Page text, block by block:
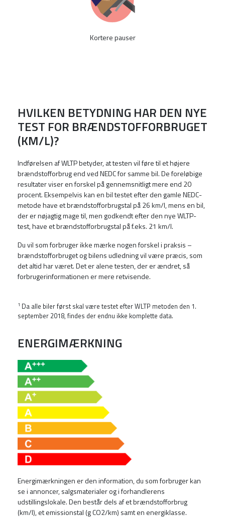
Kortere pauser
HVILKEN BETYDNING HAR DEN NYE
TEST FOR BRÆNDSTOFFORBRUGET
(KM/L)?
Indførelsen af WLTP betyder, at testen vil føre til et højere
brændstofforbrug end ved NEDC for samme bil. De foreløbige
resultater viser en forskel på gennemsnitligt mere end 20
procent. Eksempelvis kan en bil testet efter den gamle NEDC-
metode have et brændstofforbrugstal på 26 km/l, mens en bil,
der er nøjagtig mage til, men godkendt efter den nye WLTP-
test, have et brændstofforbrugstal på f.eks. 21 km/l.
Du vil som forbruger ikke mærke nogen forskel i praksis –
brændstofforbruget og bilens udledning vil være præcis, som
det altid har været. Det er alene testen, der er ændret, så
forbrugerinformationen er mere retvisende.
1 Da alle biler først skal være testet efter WLTP metoden den 1.
september 2018, findes der endnu ikke komplette data.
ENERGIMÆRKNING
Energimærkningen er den information, du som forbruger kan
se i annoncer, salgsmaterialer og i forhandlerens
udstillingslokale. Den består dels af et brændstofforbrug
(km/l), et emissionstal (g CO2/km) samt en energiklasse.